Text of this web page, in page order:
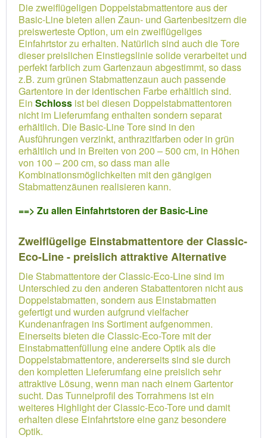
Die zweiflügeligen Doppelstabmattentore aus der
Basic-Line bieten allen Zaun- und Gartenbesitzern die
preiswerteste Option, um ein zweiflügeliges
Einfahrtstor zu erhalten. Natürlich sind auch die Tore
dieser preislichen Einstiegslinie solide verarbeitet und
perfekt farblich zum Gartenzaun abgestimmt, so dass
z.B. zum grünen Stabmattenzaun auch passende
Gartentore in der identischen Farbe erhältlich sind.
Ein Schloss ist bei diesen Doppelstabmattentoren
nicht im Lieferumfang enthalten sondern separat
erhältlich. Die Basic-Line Tore sind in den
Ausführungen verzinkt, anthrazitfarben oder in grün
erhältlich und in Breiten von 200 – 500 cm, in Höhen
von 100 – 200 cm, so dass man alle
Kombinationsmöglichkeiten mit den gängigen
Stabmattenzäunen realisieren kann.
==> Zu allen Einfahrtstoren der Basic-Line
Zweiflügelige Einstabmattentore der Classic-
Eco-Line - preislich attraktive Alternative
Die Stabmattentore der Classic-Eco-Line sind im
Unterschied zu den anderen Stabattentoren nicht aus
Doppelstabmatten, sondern aus Einstabmatten
gefertigt und wurden aufgrund vielfacher
Kundenanfragen ins Sortiment aufgenommen.
Einerseits bieten die Classic-Eco-Tore mit der
Einstabmattenfüllung eine andere Optik als die
Doppelstabmattentore, andererseits sind sie durch
den kompletten Lieferumfang eine preislich sehr
attraktive Lösung, wenn man nach einem Gartentor
sucht. Das Tunnelprofil des Torrahmens ist ein
weiteres Highlight der Classic-Eco-Tore und damit
erhalten diese Einfahrtstore eine ganz besondere
Optik.